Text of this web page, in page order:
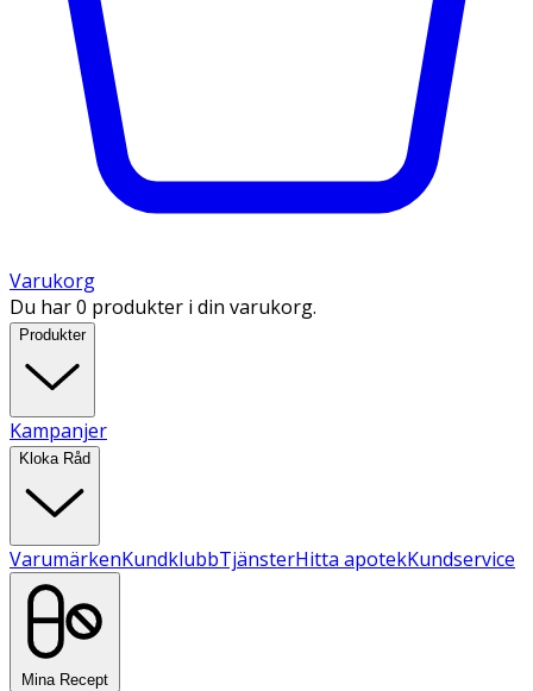
Varukorg
Du har 0 produkter i din varukorg.
Produkter
Kampanjer
Kloka Råd
VarumärkenKundklubbTjänsterHitta apotekKundservice
Mina Recept